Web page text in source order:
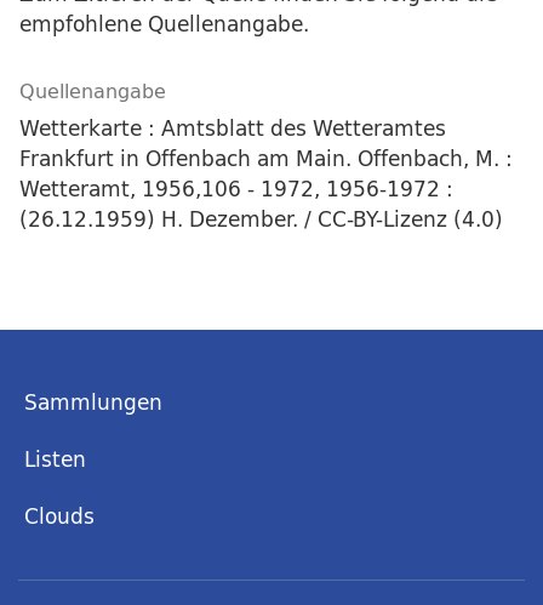
empfohlene Quellenangabe.
Quellenangabe
Wetterkarte : Amtsblatt des Wetteramtes
Frankfurt in Offenbach am Main. Offenbach, M. :
Wetteramt, 1956,106 - 1972, 1956-1972 :
(26.12.1959) H. Dezember. / CC-BY-Lizenz (4.0)
Sammlungen
Listen
Clouds